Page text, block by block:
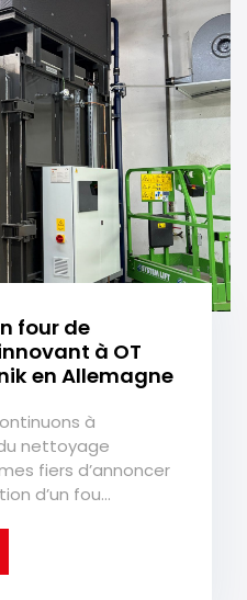
four de
à OT
en Allemagne
à
nettoyage
fiers d’annoncer
d’un fou...